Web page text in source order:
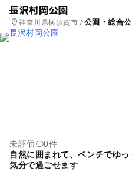
長沢村岡公園
神奈川県横須賀市 / 公園・総合
未評価
0件
自然に囲まれて、ベンチでゆ
気分で過ごせます